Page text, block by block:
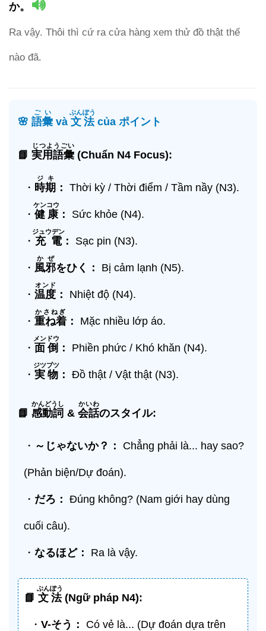
か。
Ra vậy. Thôi thì cứ ra cửa hàng xem thử đồ thật thế
nào đã.
🌸 語彙
ごい
và 文法
ぶんぽう
của ポイント
📘 実用語彙
じつようごい
(Chuẩn N4 Focus):
・ 時期
ジキ
： Thời kỳ / Thời điểm / Tầm nầy (N3).
・ 健康
ケンコウ
： Sức khỏe (N4).
・ 充電
ジュウデン
： Sạc pin (N3).
・ 風邪
かぜ
をひく： Bị cảm lạnh (N5).
・ 温度
オンド
： Nhiệt độ (N4).
・ 重ね着
かさねぎ
： Mặc nhiều lớp áo.
・ 面倒
メンドウ
： Phiền phức / Khó khăn (N4).
・ 実物
ジツブツ
： Đồ thật / Vật thật (N3).
📘 感動詞
かんどうし
& 会話
かいわ
のスタイル:
・ ～じゃないか？： Chẳng phải là... hay sao?
(Phản biện/Dự đoán).
・ だろ： Đúng không? (Nam giới hay dùng
cuối câu).
・ なるほど： Ra là vậy.
📘 文法
ぶんぽう
(Ngữ pháp N4):
・ V-そう ： Có vẻ là... (Dự đoán dựa trên